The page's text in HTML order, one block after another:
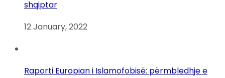
shqiptar
12 January, 2022
Raporti Europian i Islamofobisë: përmbledhje e